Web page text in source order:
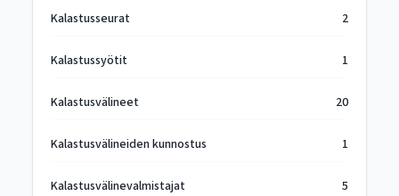
Kalastusseurat 2
Kalastussyötit 1
Kalastusvälineet 20
Kalastusvälineiden kunnostus 1
Kalastusvälinevalmistajat 5